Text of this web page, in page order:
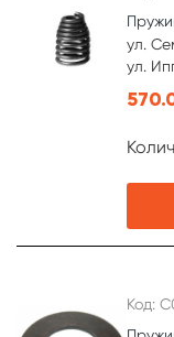
ул.
ул.
Код: